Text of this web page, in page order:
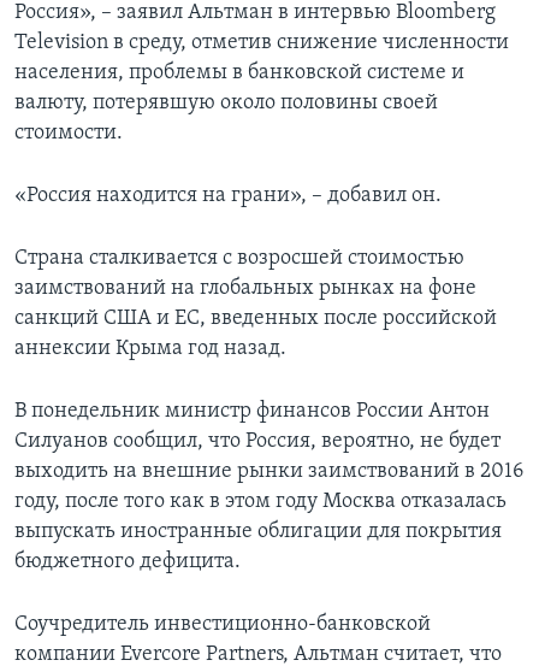
Россия», – заявил Альтман в интервью Bloomberg
Television в среду, отметив снижение численности
населения, проблемы в банковской системе и
валюту, потерявшую около половины своей
стоимости.
«Россия находится на грани», – добавил он.
Страна сталкивается с возросшей стоимостью
заимствований на глобальных рынках на фоне
санкций США и ЕС, введенных после российской
аннексии Крыма год назад.
В понедельник министр финансов России Антон
Силуанов сообщил, что Россия, вероятно, не будет
выходить на внешние рынки заимствований в 2016
году, после того как в этом году Москва отказалась
выпускать иностранные облигации для покрытия
бюджетного дефицита.
Соучредитель инвестиционно-банковской
компании Evercore Partners, Альтман считает, что